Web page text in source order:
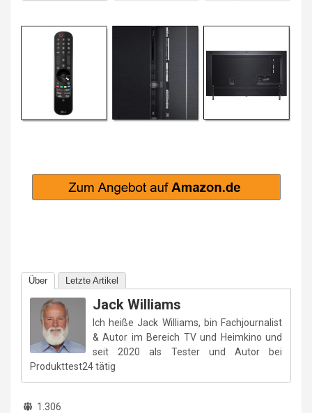
Über Letzte Artikel
Jack Williams
Ich heiße Jack Williams, bin Fachjournalist
& Autor im Bereich TV und Heimkino und
seit 2020 als Tester und Autor bei
Produkttest24 tätig
1.306